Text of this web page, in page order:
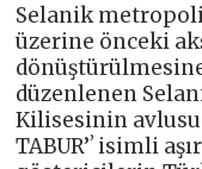
Selanik
üzerine önceki
düzenlenen
Kilisesinin
TABUR’ʼ isimli